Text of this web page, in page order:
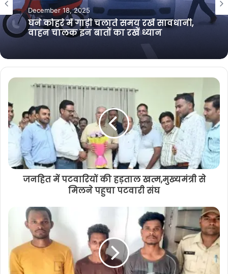
e
o
k
r
a
m
गरियाबंद
December 18, 2025
घने कोहरे में गाड़ी चलाते समय रखें सावधानी,
वाहन चालक इन बातों का रखें ध्यान
June 26, 2026
अवैध उत्खनन रोकने ग्रामीणों ने किया
चक्काजाम, बौखलाए रेत माफियाओं ने सरपंच
जनहित में पटवारियों की हड़ताल खत्म,मुख्यमंत्री से
मिलने पहुचा पटवारी संघ